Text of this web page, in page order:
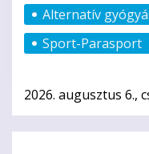
Alternatív
Sport-Parasport
2026. augusztus 6.,